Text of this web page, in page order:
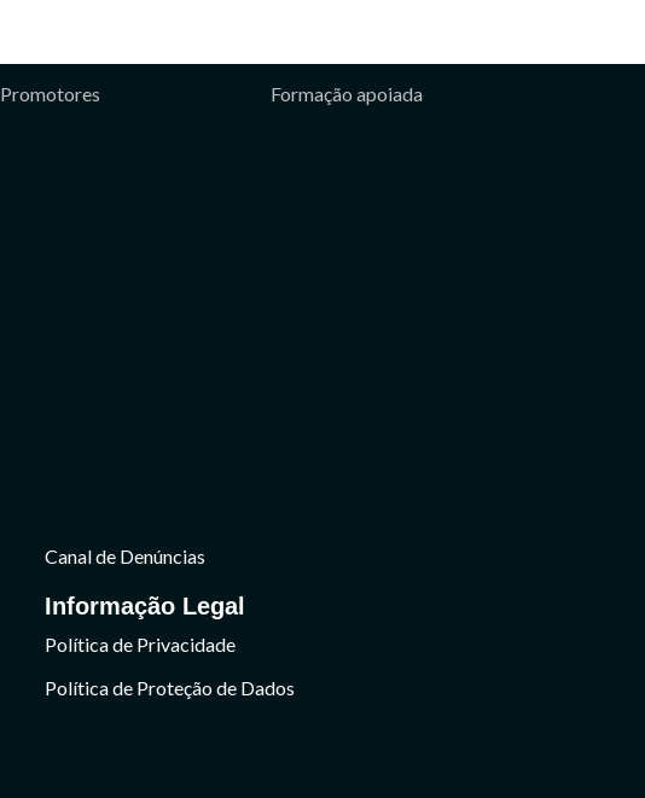
Promotores Formação apoiada
Canal de Denúncias
Informação Legal
Política de Privacidade
Política de Proteção de Dados